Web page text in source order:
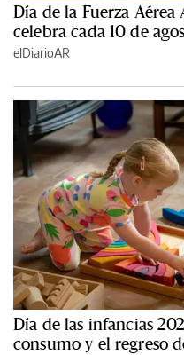
Día de la Fuerza
celebra cada 10 de
elDiarioAR
Día de las infancias
consumo y el regreso